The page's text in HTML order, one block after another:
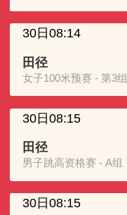
30日08:14
田径
女子100米预赛 - 第3组
30日08:15
田径
男子跳高资格赛 - A组
30日08:15